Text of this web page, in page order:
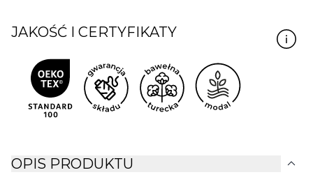
JAKOŚĆ I CERTYFIKATY
OPIS PRODUKTU expand_more